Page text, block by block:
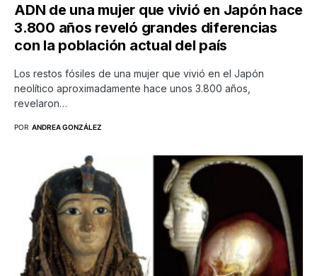
ADN de una mujer que vivió en Japón hace
3.800 años reveló grandes diferencias
con la población actual del país
Los restos fósiles de una mujer que vivió en el Japón
neolítico aproximadamente hace unos 3.800 años,
revelaron…
POR ANDREA GONZÁLEZ